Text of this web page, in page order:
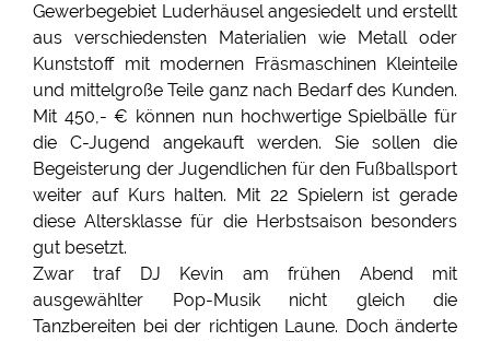
Gewerbegebiet Luderhäusel angesiedelt und erstellt
aus verschiedensten Materialien wie Metall oder
Kunststoff mit modernen Fräsmaschinen Kleinteile
und mittelgroße Teile ganz nach Bedarf des Kunden.
Mit 450,- € können nun hochwertige Spielbälle für
die C-Jugend angekauft werden. Sie sollen die
Begeisterung der Jugendlichen für den Fußballsport
weiter auf Kurs halten. Mit 22 Spielern ist gerade
diese Altersklasse für die Herbstsaison besonders
gut besetzt.
Zwar traf DJ Kevin am frühen Abend mit
ausgewählter Pop-Musik nicht gleich die
Tanzbereiten bei der richtigen Laune. Doch änderte